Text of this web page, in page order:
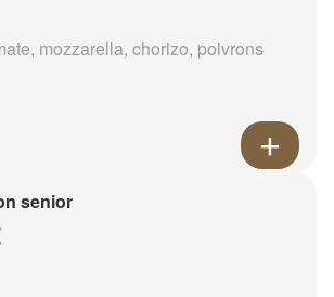
mozzarella, chorizo, poivrons
senior